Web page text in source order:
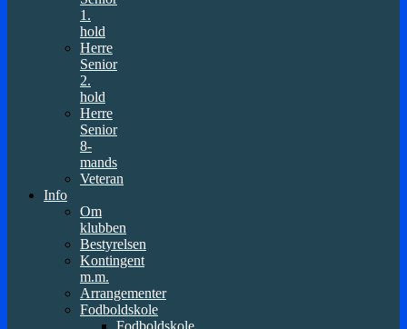
1.
hold
Herre
Senior
2.
hold
Herre
Senior
8-
mands
Veteran
Info
Om
klubben
Bestyrelsen
Kontingent
m.m.
Arrangementer
Fodboldskole
Fodboldskole